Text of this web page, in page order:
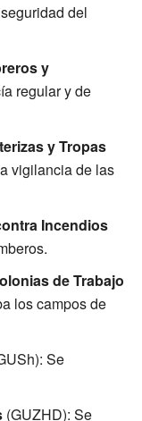
del
y
regular y de
y Tropas
vigilancia de las
Incendios
de Trabajo
los campos de
Se
(GUZHD): Se